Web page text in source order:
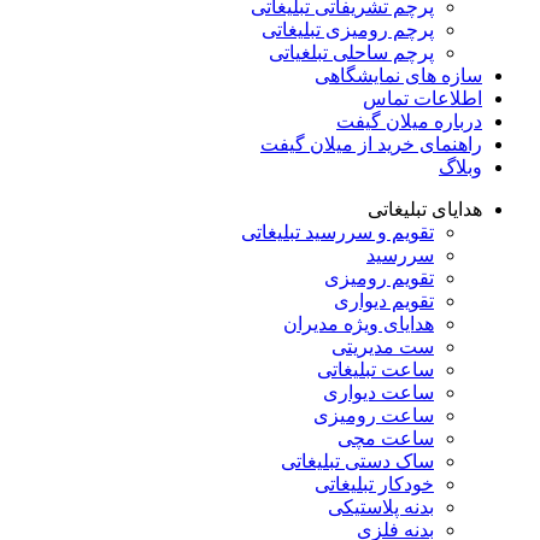
پرچم تشریفاتی تبلیغاتی
پرچم رومیزی تبلیغاتی
پرچم ساحلی تبلغیاتی
سازه های نمایشگاهی
اطلاعات تماس
درباره میلان گیفت
راهنمای خرید از میلان گیفت
وبلاگ
هدایای تبلیغاتی
تقویم و سررسید تبلیغاتی
سررسید
تقویم رومیزی
تقویم دیواری
هدایای ویژه مدیران
ست مدیریتی
ساعت تبلیغاتی
ساعت دیواری
ساعت رومیزی
ساعت مچی
ساک دستی تبلیغاتی
خودکار تبلیغاتی
بدنه پلاستیکی
بدنه فلزی